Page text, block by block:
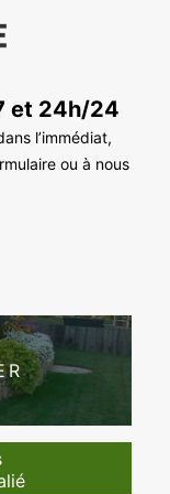
et 24h/24
l’immédiat,
ou à nous